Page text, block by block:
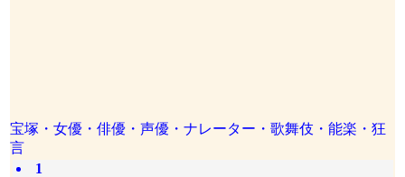
宝塚・女優・俳優・声優・ナレーター・歌舞伎・能楽・狂
言
1